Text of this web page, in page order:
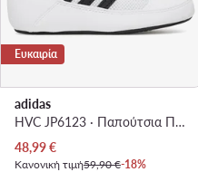
Ευκαιρία
adidas
HVC JP6123 · Παπούτσια Πυγμαχίας
Τρέχουσα τιμή
48,99€
Κανονική τιμή59,90 €-18%